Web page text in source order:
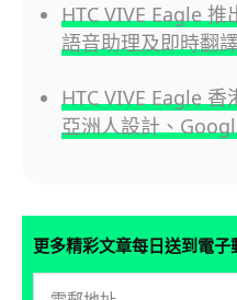
HTC VIVE Eagle
語音助理及即時翻
HTC VIVE Eagle
亞洲人設計、
更多精彩文章每日送到電子